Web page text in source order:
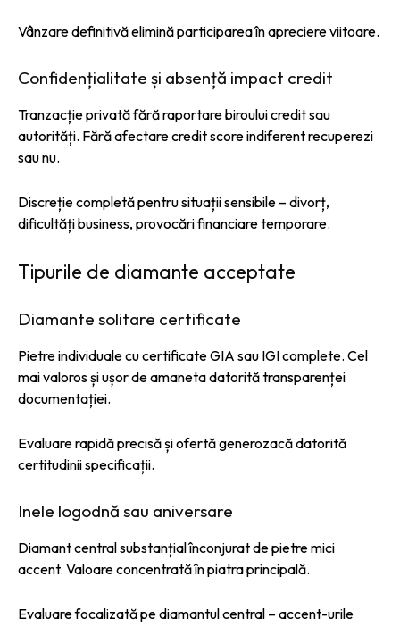
Vânzare definitivă elimină participarea în apreciere viitoare.
Confidențialitate și absență impact credit
Tranzacție privată fără raportare biroului credit sau
autorități. Fără afectare credit score indiferent recuperezi
sau nu.
Discreție completă pentru situații sensibile – divorț,
dificultăți business, provocări financiare temporare.
Tipurile de diamante acceptate
Diamante solitare certificate
Pietre individuale cu certificate GIA sau IGI complete. Cel
mai valoros și ușor de amaneta datorită transparenței
documentației.
Evaluare rapidă precisă și ofertă generozacă datorită
certitudinii specificații.
Inele logodnă sau aniversare
Diamant central substanțial înconjurat de pietre mici
accent. Valoare concentrată în piatra principală.
Evaluare focalizată pe diamantul central – accent-urile